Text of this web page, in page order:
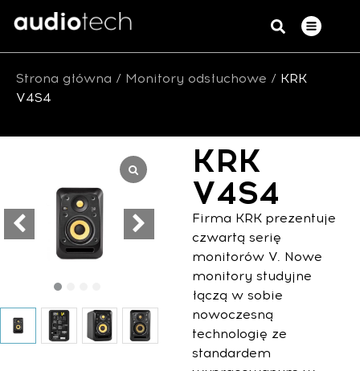
Strona główna / Monitory odsłuchowe / KRK
V4S4
KRK
V4S4
Firma KRK prezentuje
czwartą serię
monitorów V. Nowe
monitory studyjne
łączą w sobie
nowoczesną
technologię ze
standardem